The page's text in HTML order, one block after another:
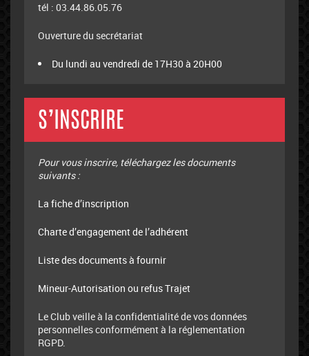
tél : 03.44.86.05.76
Ouverture du secrétariat
Du lundi au vendredi de 17H30 à 20H00
S’INSCRIRE
Pour vous inscrire, téléchargez les documents
suivants :
La fiche d’inscription
Charte d’engagement de l’adhérent
Liste des documents à fournir
Mineur-Autorisation ou refus Trajet
Le Club veille à la confidentialité de vos données
personnelles conformément à la réglementation
RGPD.